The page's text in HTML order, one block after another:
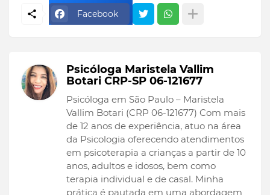
Facebook
Psicóloga Maristela Vallim
Botari CRP-SP 06-121677
Psicóloga em São Paulo – Maristela
Vallim Botari (CRP 06-121677) Com mais
de 12 anos de experiência, atuo na área
da Psicologia oferecendo atendimentos
em psicoterapia a crianças a partir de 10
anos, adultos e idosos, bem como
terapia individual e de casal. Minha
prática é pautada em uma abordagem